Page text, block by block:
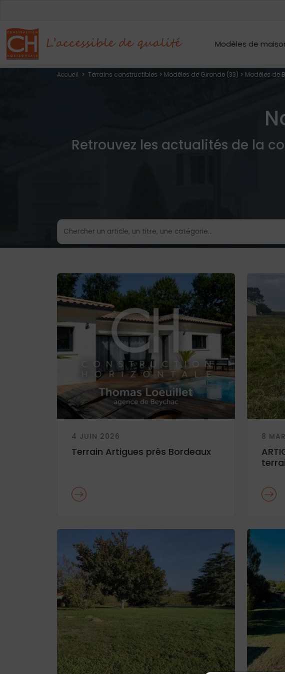
Modèles de
Accueil > Terrains constructibles > Modèles de Gironde (33) > Modèles de
Retrouvez les actualités de la
4 JUIN 2026
Terrain Artigues près Bordeaux
8